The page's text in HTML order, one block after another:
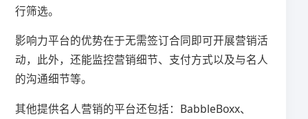
行筛选。
影响力平台的优势在于无需签订合同即可开展营销活
动，此外，还能监控营销细节、支付方式以及与名人
的沟通细节等。
其他提供名人营销的平台还包括：BabbleBoxx、